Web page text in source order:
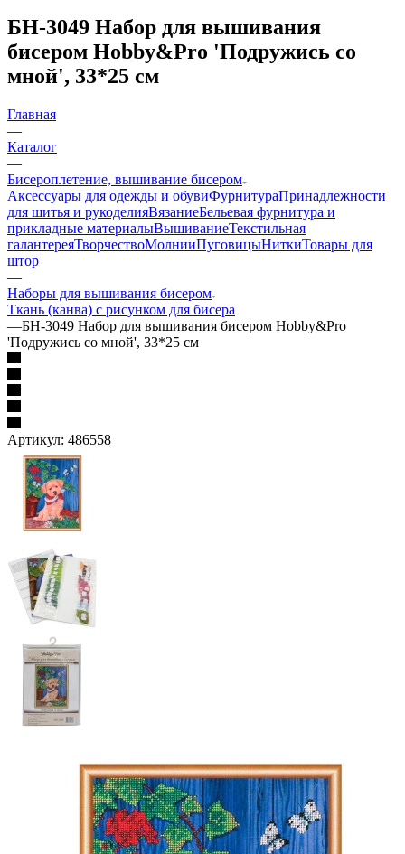
БН-3049 Набор для вышивания
бисером Hobby&Pro 'Подружись со
мной', 33*25 см
Главная
—
Каталог
—
Бисероплетение, вышивание бисером
Аксессуары для одежды и обувиФурнитураПринадлежности
для шитья и рукоделияВязаниеБельевая фурнитура и
прикладные материалыВышиваниеТекстильная
галантереяТворчествоМолнииПуговицыНиткиТовары для
штор
—
Наборы для вышивания бисером
Ткань (канва) с рисунком для бисера
—БН-3049 Набор для вышивания бисером Hobby&Pro
'Подружись со мной', 33*25 см
Артикул: 486558